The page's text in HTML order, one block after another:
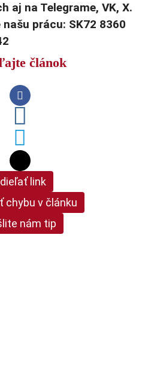
aj na Telegrame, VK, X.
prácu: SK72 8360
článok
link
chybu v článku
nám tip